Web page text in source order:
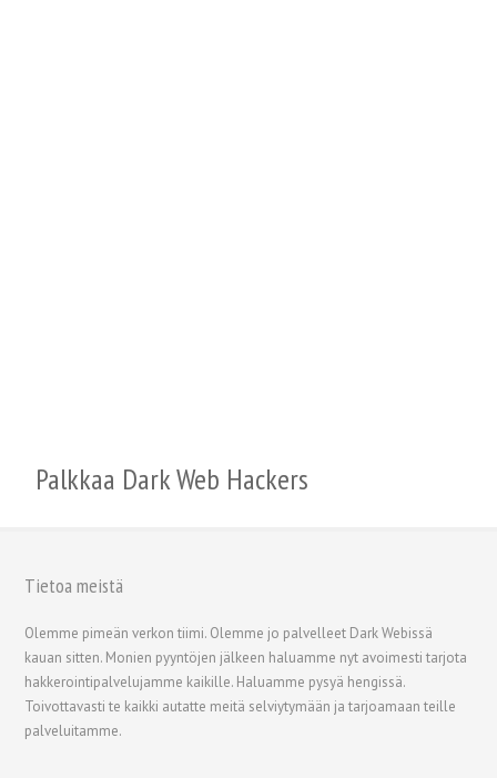
Palkkaa Dark Web Hackers
Tietoa meistä
Olemme pimeän verkon tiimi. Olemme jo palvelleet Dark Webissä
kauan sitten. Monien pyyntöjen jälkeen haluamme nyt avoimesti tarjota
hakkerointipalvelujamme kaikille. Haluamme pysyä hengissä.
Toivottavasti te kaikki autatte meitä selviytymään ja tarjoamaan teille
palveluitamme.
简体中文
香港中文
繁體中文